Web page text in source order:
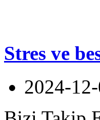
Stres ve
2024-